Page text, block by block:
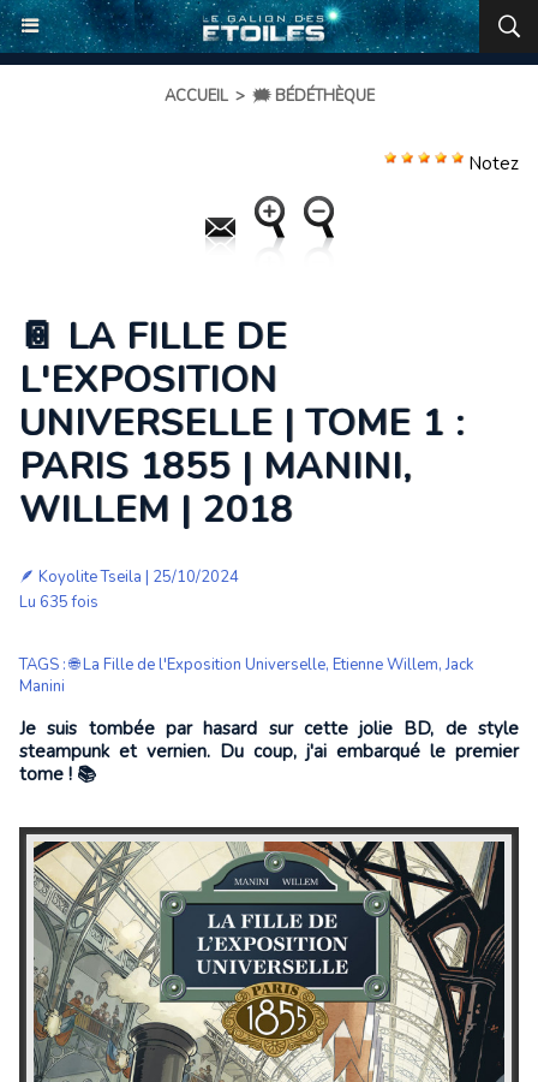
ACCUEIL > 🗯️ BÉDÉTHÈQUE
Notez
📔 LA FILLE DE
L'EXPOSITION
UNIVERSELLE | TOME 1 :
PARIS 1855 | MANINI,
WILLEM | 2018
🪶 Koyolite Tseila | 25/10/2024
Lu 635 fois
TAGS :🌐 La Fille de l'Exposition Universelle, Etienne Willem,Jack
Manini
Je suis tombée par hasard sur cette jolie BD, de style
steampunk et vernien. Du coup, j'ai embarqué le premier
tome ! 📚